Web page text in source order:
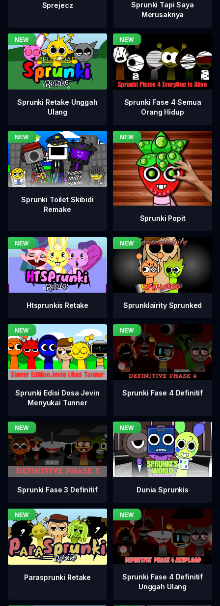
Sprejecz
Sprunki Tapi Saya
Merusaknya
Sprunki Retake Unggah
Ulang
Sprunki Fase 4 Semua
Orang Hidup
Sprunki Toilet Skibidi
Remake
Sprunki Popit
Htsprunkis Retake Sprunklairity Sprunked
Sprunki Edisi Dosa Jevin
Menyukai Tunner
Sprunki Fase 4 Definitif
Sprunki Fase 3 Definitif Dunia Sprunkis
Parasprunki Retake
Sprunki Fase 4 Definitif
Unggah Ulang